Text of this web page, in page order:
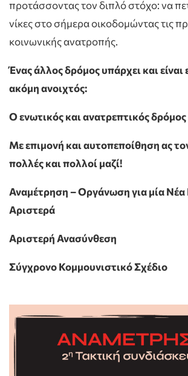
προτάσσοντας τον διπλό στόχο: να
νίκες στο σήμερα οικοδομώντας τις
κοινωνικής ανατροπής.
Ένας άλλος δρόμος υπάρχει και είναι
ακόμη ανοιχτός:
Ο ενωτικός και ανατρεπτικός
Με επιμονή και αυτοπεποίθηση ας
πολλές και πολλοί μαζί!
Αναμέτρηση – Οργάνωση για μία Νέα
Αριστερά
Αριστερή Ανασύνθεση
Σύγχρονο Κομμουνιστικό Σχέδιο